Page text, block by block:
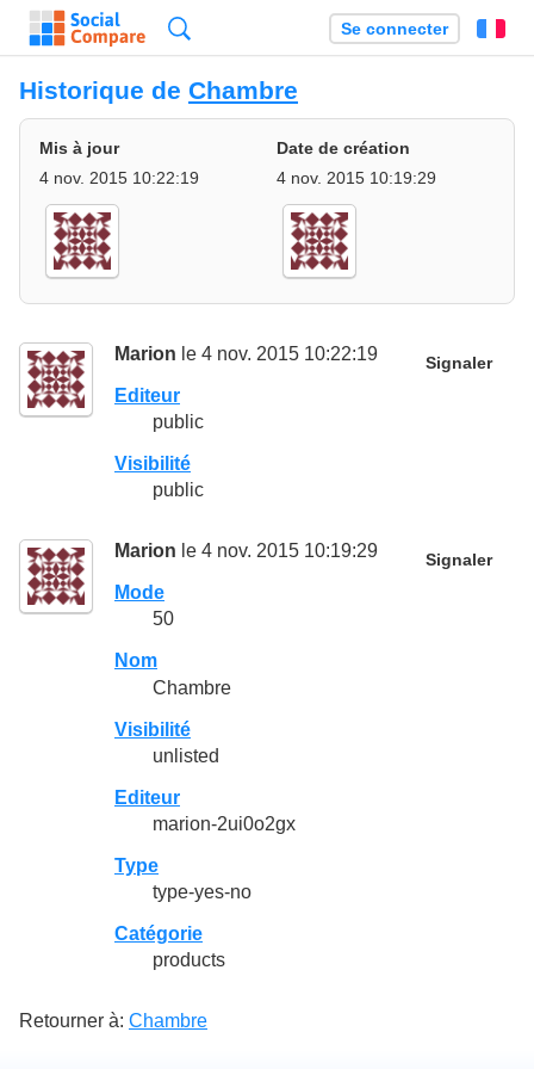
Se connecter
Historique de Chambre
Mis à jour
4 nov. 2015 10:22:19
Date de création
4 nov. 2015 10:19:29
Marion le 4 nov. 2015 10:22:19 Signaler
Editeur
public
Visibilité
public
Marion le 4 nov. 2015 10:19:29 Signaler
Mode
50
Nom
Chambre
Visibilité
unlisted
Editeur
marion-2ui0o2gx
Type
type-yes-no
Catégorie
products
Retourner à: Chambre